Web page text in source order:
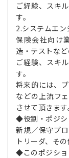
ご経験、スキ
す。
2.システムエン
保険会社向け
造・テストな
ご経験、スキ
す。
将来的には、
などの上流フ
させて頂きます
◆役割・ポジシ
新規／保守プ
トリーダ、そ
◆このポジショ